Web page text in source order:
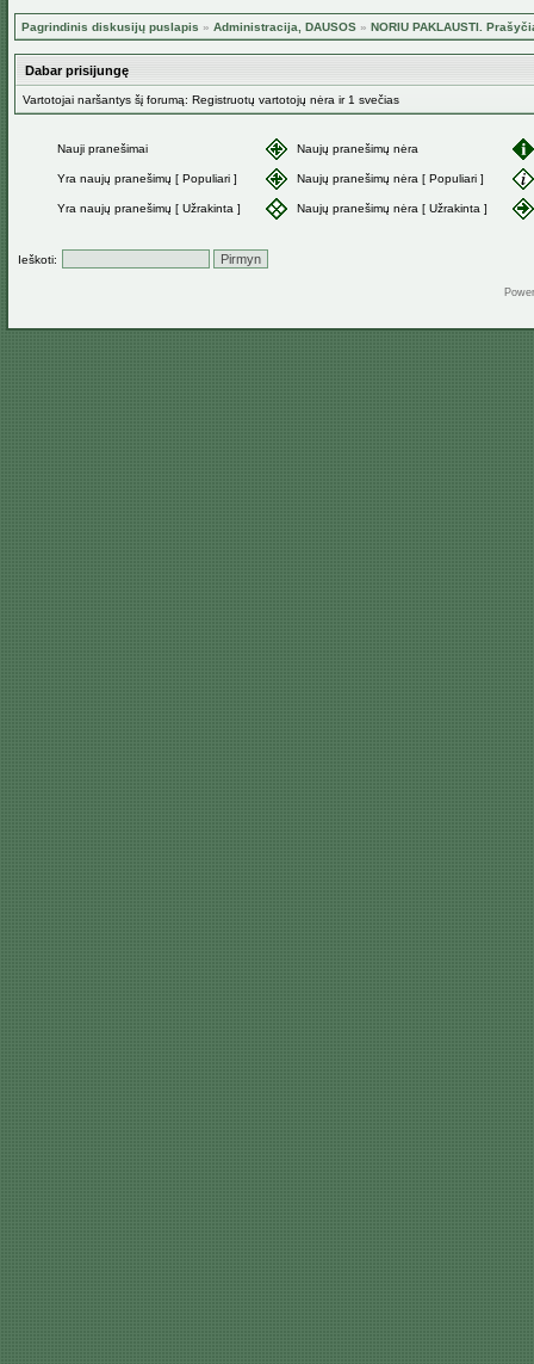
Pagrindinis diskusijų puslapis » Administracija, DAUSOS » NORIU PAKLAUSTI.
Dabar prisijungę
Vartotojai naršantys šį forumą: Registruotų vartotojų nėra ir 1 svečias
Nauji pranešimai Naujų pranešimų nėra
Yra naujų pranešimų [ Populiari ] Naujų pranešimų nėra [ Populiari ]
Yra naujų pranešimų [ Užrakinta ] Naujų pranešimų nėra [ Užrakinta ]
Ieškoti: